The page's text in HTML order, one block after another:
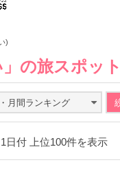
)
」の旅スポッ
月間ランキング
日付 上位100件を表示